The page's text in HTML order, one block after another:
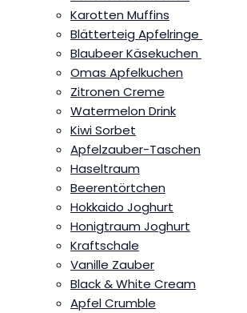
Karotten Muffins
Blätterteig Apfelringe
Blaubeer Käsekuchen
Omas Apfelkuchen
Zitronen Creme
Watermelon Drink
Kiwi Sorbet
Apfelzauber-Taschen
Haseltraum
Beerentörtchen
Hokkaido Joghurt
Honigtraum Joghurt
Kraftschale
Vanille Zauber
Black & White Cream
Apfel Crumble